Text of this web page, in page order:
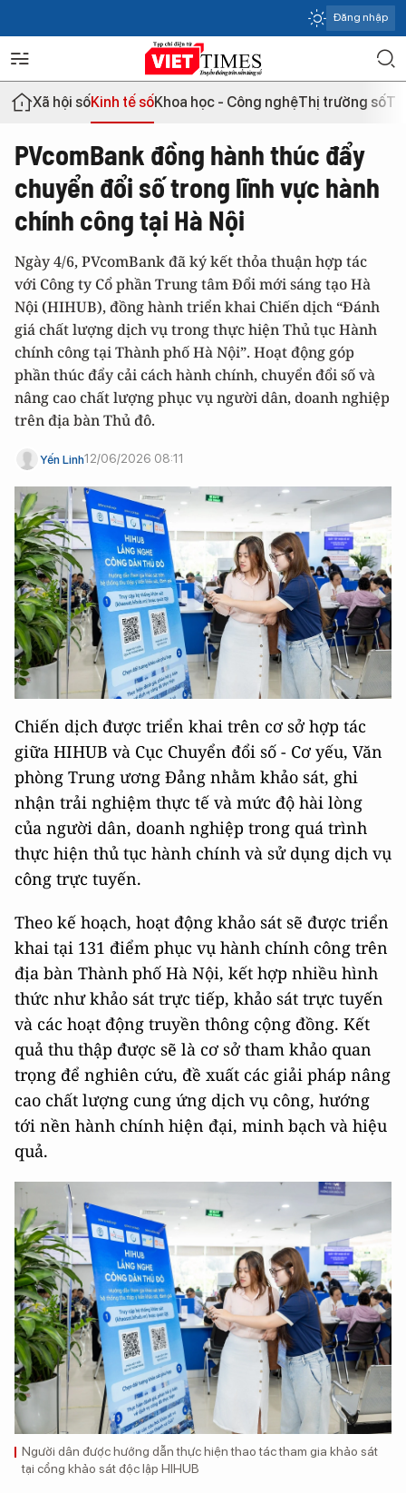
Đăng nhập
Xã hội sốKinh tế sốKhoa học - Công nghệThị trường số
PVcomBank đồng hành thúc đẩy
chuyển đổi số trong lĩnh vực hành
chính công tại Hà Nội
Ngày 4/6, PVcomBank đã ký kết thỏa thuận hợp tác
với Công ty Cổ phần Trung tâm Đổi mới sáng tạo Hà
Nội (HIHUB), đồng hành triển khai Chiến dịch “Đánh
giá chất lượng dịch vụ trong thực hiện Thủ tục Hành
chính công tại Thành phố Hà Nội”. Hoạt động góp
phần thúc đẩy cải cách hành chính, chuyển đổi số và
nâng cao chất lượng phục vụ người dân, doanh nghiệp
trên địa bàn Thủ đô.
Yến Linh12/06/2026 08:11
Chiến dịch được triển khai trên cơ sở hợp tác
giữa HIHUB và Cục Chuyển đổi số - Cơ yếu, Văn
phòng Trung ương Đảng nhằm khảo sát, ghi
nhận trải nghiệm thực tế và mức độ hài lòng
của người dân, doanh nghiệp trong quá trình
thực hiện thủ tục hành chính và sử dụng dịch vụ
công trực tuyến.
Theo kế hoạch, hoạt động khảo sát sẽ được triển
khai tại 131 điểm phục vụ hành chính công trên
địa bàn Thành phố Hà Nội, kết hợp nhiều hình
thức như khảo sát trực tiếp, khảo sát trực tuyến
và các hoạt động truyền thông cộng đồng. Kết
quả thu thập được sẽ là cơ sở tham khảo quan
trọng để nghiên cứu, đề xuất các giải pháp nâng
cao chất lượng cung ứng dịch vụ công, hướng
tới nền hành chính hiện đại, minh bạch và hiệu
quả.
Người dân được hướng dẫn thực hiện thao tác tham gia khảo sát
tại cổng khảo sát độc lập HIHUB